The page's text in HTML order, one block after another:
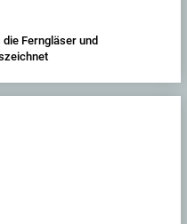
Ferngläser und